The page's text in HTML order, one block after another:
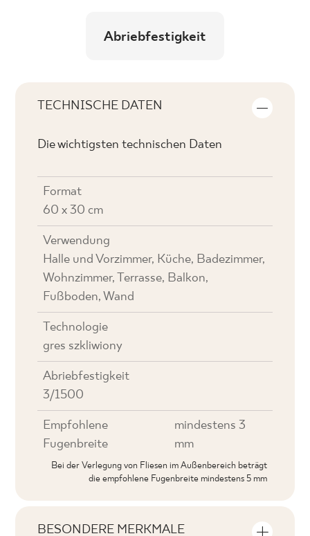
Abriebfestigkeit
TECHNISCHE DATEN
Die wichtigsten technischen Daten
Format
60 x 30 cm
Verwendung
Halle und Vorzimmer, Küche, Badezimmer,
Wohnzimmer, Terrasse, Balkon,
Fußboden, Wand
Technologie
gres szkliwiony
Abriebfestigkeit
3/1500
Empfohlene
Fugenbreite
mindestens 3
mm
Bei der Verlegung von Fliesen im Außenbereich beträgt
die empfohlene Fugenbreite mindestens 5 mm
BESONDERE MERKMALE